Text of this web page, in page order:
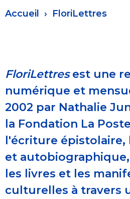
Fil
Accueil FloriLettres
FloriLettresest une
numérique et
2002 par Nathalie
la Fondation La
l'écriture épistolaire,
et
les livres et les
culturelles à travers